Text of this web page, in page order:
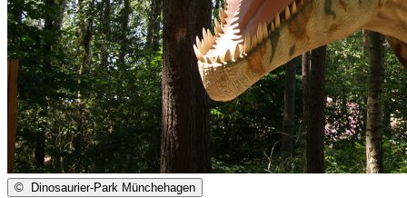
© Dinosaurier-Park Münchehagen